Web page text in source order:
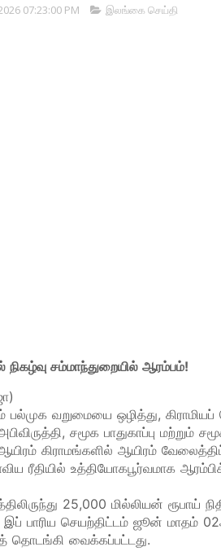
07:23:00 PM இலங்கை செய்தி
சம்மாந்துறையில் ஆரம்பம்!
பல்முக வறுமையை ஒழித்து,
சமூக பாதுகாப்பு மற்றும்
கிராமங்களில் ஆயிரம்
ரீதியில் உத்தியோகபூர்வமாக
25,000 மில்லியன் ரூபாய்
பாரிய செயற்திட்டம் ஜூன் மாதம்
தொடங்கி வைக்கப்பட்டது.